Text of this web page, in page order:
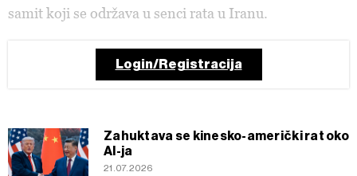
samit koji se održava u senci rata u Iranu.
Login/Registracija
Zahuktava se kinesko-američki rat oko
AI-ja
21.07.2026